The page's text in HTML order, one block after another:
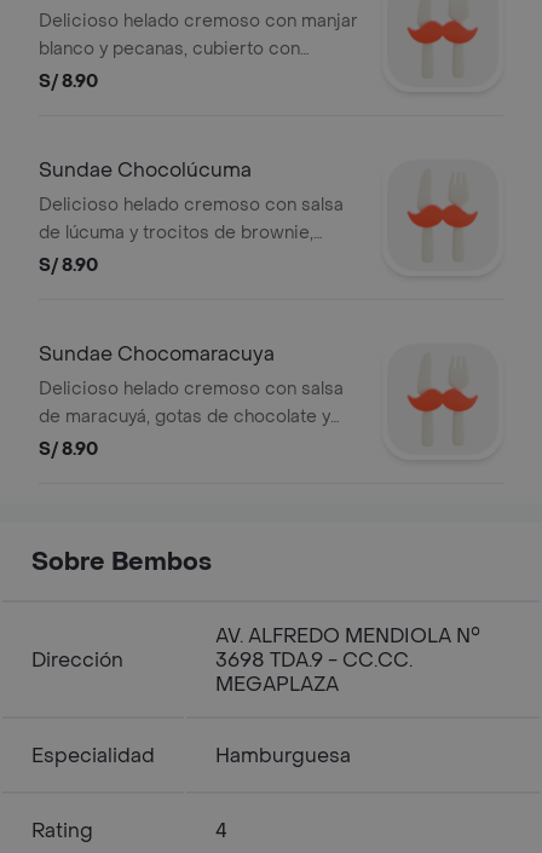
Delicioso helado cremoso con manjar
blanco y pecanas, cubierto con
chocolate crocante
S/ 8.90
Sundae Chocolúcuma
Delicioso helado cremoso con salsa
de lúcuma y trocitos de brownie,
cubierto con chocolate crocante
S/ 8.90
Sundae Chocomaracuya
Delicioso helado cremoso con salsa
de maracuyá, gotas de chocolate y
cobertura de chocolate crocante.
S/ 8.90
Sobre Bembos
Dirección
AV. ALFREDO MENDIOLA N°
3698 TDA.9 - CC.CC.
MEGAPLAZA
Especialidad Hamburguesa
Rating 4